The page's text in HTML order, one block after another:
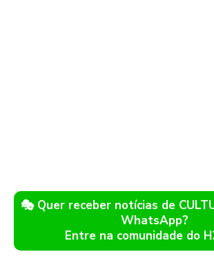
🎭 Quer receber notícias de
WhatsApp?
Entre na comunidade do